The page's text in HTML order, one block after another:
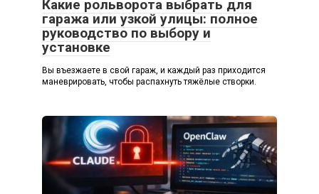
Какие рольворота выбрать для
гаража или узкой улицы: полное
руководство по выбору и
установке
Вы въезжаете в свой гараж, и каждый раз приходится
маневрировать, чтобы распахнуть тяжёлые створки.